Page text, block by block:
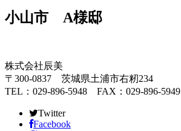
小山市 A様邸
株式会社辰美
〒300-0837 茨城県土浦市右籾234
TEL：029-896-5948 FAX：029-896-5949
Twitter
Facebook